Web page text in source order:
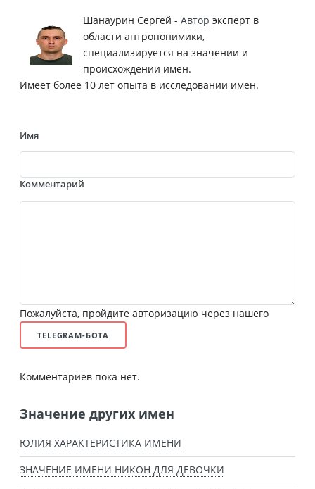
Шанаурин Сергей - Автор эксперт в
области антропонимики,
специализируется на значении и
происхождении имен.
Имеет более 10 лет опыта в исследовании имен.
Имя
Комментарий
Пожалуйста, пройдите авторизацию через нашего
TELEGRAM-БОТА
Комментариев пока нет.
Значение других имен
ЮЛИЯ ХАРАКТЕРИСТИКА ИМЕНИ
ЗНАЧЕНИЕ ИМЕНИ НИКОН ДЛЯ ДЕВОЧКИ